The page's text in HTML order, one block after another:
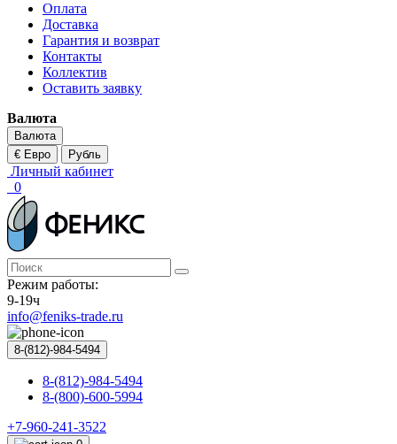
Оплата
Доставка
Гарантия и возврат
Контакты
Коллектив
Оставить заявку
Валюта
Валюта
€ Евро
Рубль
Личный кабинет
0
Режим работы:
9-19ч
info@feniks-trade.ru
8-(812)-984-5494
8-(812)-984-5494
8-(800)-600-5994
+7-960-241-3522